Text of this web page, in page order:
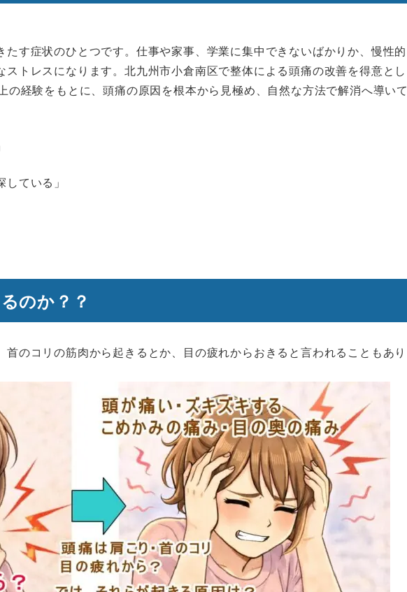
す症状のひとつです。仕事や家事、学業に集中できないばかりか、慢性的
トレスになります。北九州市小倉南区で整体による頭痛の改善を得意とし
の経験をもとに、頭痛の原因を根本から見極め、自然な方法で解消へ導いて
ている」
のか？？
のコリの筋肉から起きるとか、目の疲れからおきると言われることもあり